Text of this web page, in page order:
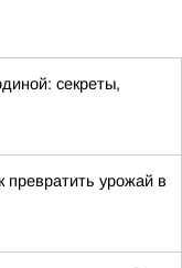
секреты,
превратить урожай в